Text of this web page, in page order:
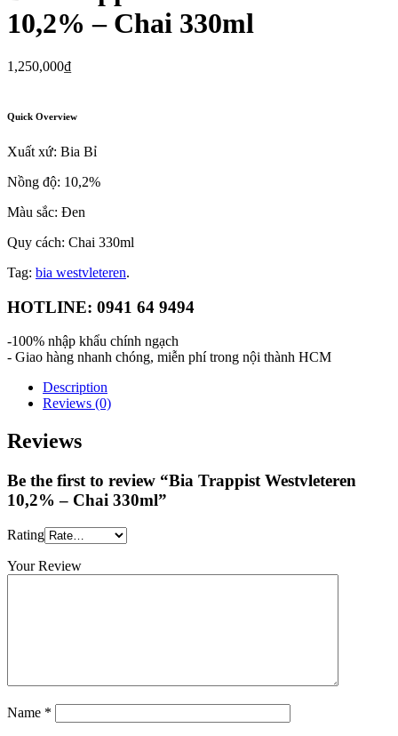
10,2% – Chai 330ml
1,250,000₫
Quick Overview
Xuất xứ: Bia Bỉ
Nồng độ: 10,2%
Màu sắc: Đen
Quy cách: Chai 330ml
Tag: bia westvleteren.
HOTLINE: 0941 64 9494
-100% nhập khẩu chính ngạch
- Giao hàng nhanh chóng, miễn phí trong nội thành HCM
Description
Reviews (0)
Reviews
Be the first to review “Bia Trappist Westvleteren
10,2% – Chai 330ml”
Rating
Your Review
Name *